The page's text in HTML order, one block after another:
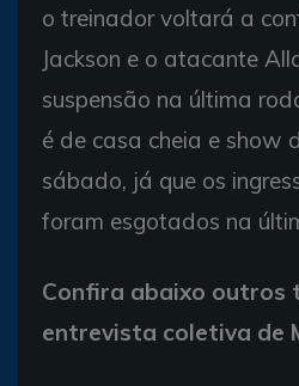
o treinador voltará a
Jackson e o atacante
suspensão na última
é de casa cheia e show
sábado, já que os
foram esgotados na
Confira abaixo outros
entrevista coletiva de